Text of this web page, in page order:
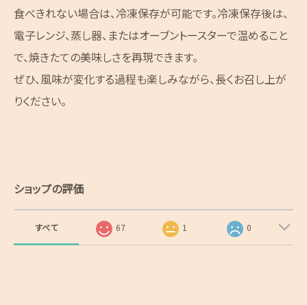
食べきれない場合は、冷凍保存が可能です。冷凍保存後は、
電子レンジ、蒸し器、またはオーブントースターで温めること
で、焼きたての美味しさを再現できます。
ぜひ、風味が変化する過程も楽しみながら、長くお召し上が
りください。
ショップの評価
すべて 67 1 0